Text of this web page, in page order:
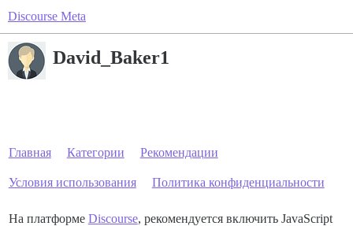
Discourse Meta
David_Baker1
Главная Категории Рекомендации
Условия использования Политика конфиденциальности
На платформе Discourse, рекомендуется включить JavaScript